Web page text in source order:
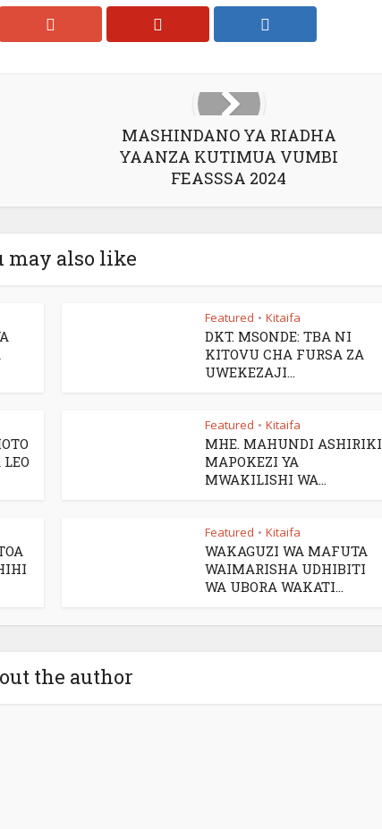
MASHINDANO YA RIADHA
YAANZA KUTIMUA VUMBI
FEASSSA 2024
may also like
Featured • Kitaifa
DKT. MSONDE: TBA NI
KITOVU CHA FURSA ZA
UWEKEZAJI...
Featured • Kitaifa
MHE. MAHUNDI ASHIRIKI
MAPOKEZI YA
MWAKILISHI WA...
Featured • Kitaifa
WAKAGUZI WA MAFUTA
WAIMARISHA UDHIBITI
WA UBORA WAKATI...
the author